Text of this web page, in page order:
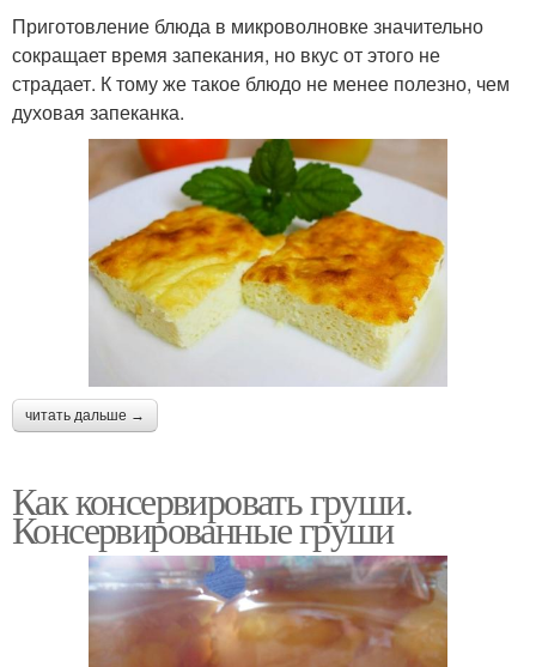
Приготовление блюда в микроволновке значительно
сокращает время запекания, но вкус от этого не
страдает. К тому же такое блюдо не менее полезно, чем
духовая запеканка.
читать дальше →
Как консервировать груши.
Консервированные груши